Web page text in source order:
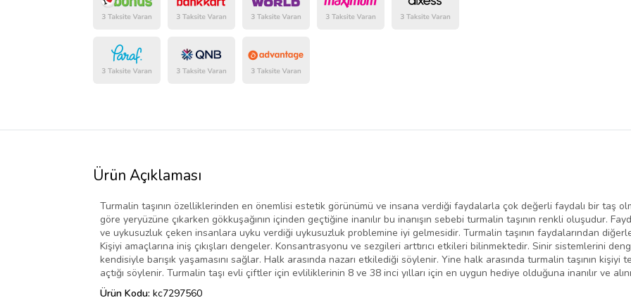
Ürün Açıklaması
Turmalin taşının özelliklerinden en önemlisi estetik görünümü ve insana verdiği faydalarla çok değerli faydalı bir taş
göre yeryüzüne çıkarken gökkuşağının içinden geçtiğine inanılır bu inanışın sebebi turmalin taşının renkli oluşudur.
ve uykusuzluk çeken insanlara uyku verdiği uykusuzluk problemine iyi gelmesidir. Turmalin taşının faydalarından
Kişiyi amaçlarına iniş çıkışları dengeler. Konsantrasyonu ve sezgileri arttırıcı etkileri bilinmektedir. Sinir sistemlerini
kendisiyle barışık yaşamasını sağlar. Halk arasında nazarı etkilediği söylenir. Yine halk arasında turmalin taşının kişiyi
açtığı söylenir. Turmalin taşı evli çiftler için evliliklerinin 8 ve 38 inci yılları için en uygun hediye olduğuna inanılır ve
Ürün Kodu: kc7297560